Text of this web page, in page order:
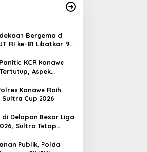
Bergema di
RI ke-81 Libatkan 98
KCR Konawe
Aspek
Konawe Raih
Cup 2026
di Delapan Besar Liga
Sultra Tetap
Publik, Polda